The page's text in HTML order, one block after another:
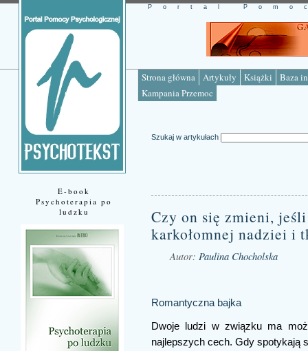
Strona główna Artykuły Książki
Baza
Kampania Przemoc
Portal
E-book
Psychoterapia po
ludzku
Szukaj w artykułach
Czy on się zmieni,
karkołomnej nadziei i
Autor: Paulina Chocholska
Romantyczna bajka
Dwoje ludzi w związku ma
najlepszych cech. Gdy spotykają